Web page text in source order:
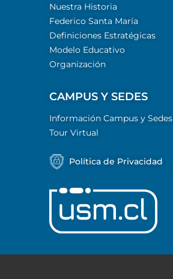
Nuestra Historia
Federico Santa María
Definiciones Estratégicas
Modelo Educativo
Organización
CAMPUS Y SEDES
Información Campus y Sedes
Tour Virtual
Política de Privacidad